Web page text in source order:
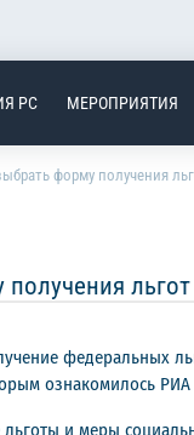
РС МЕРОПРИЯТИЯ
форму получения
федеральных
ознакомилось РИА
и меры